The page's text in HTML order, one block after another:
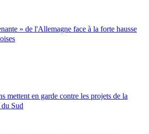
» de l'Allemagne face à la forte hausse
mettent en garde contre les projets de la
Sud